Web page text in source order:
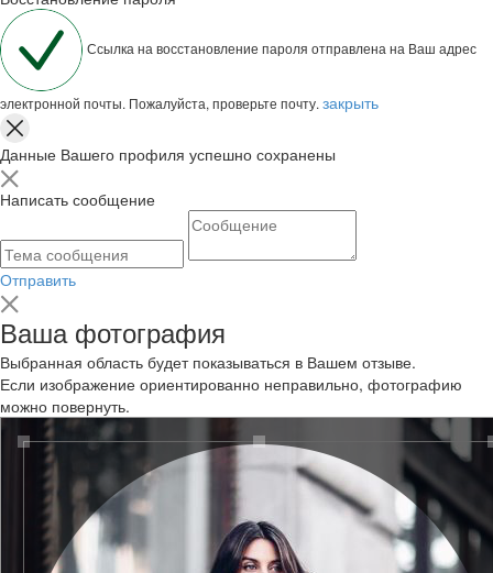
Ссылка на восстановление пароля отправлена на Ваш адрес
электронной почты. Пожалуйста, проверьте почту. закрыть
Данные Вашего профиля успешно сохранены
Написать сообщение
Отправить
Ваша фотография
Выбранная область будет показываться в Вашем отзыве.
Если изображение ориентированно неправильно, фотографию
можно повернуть.